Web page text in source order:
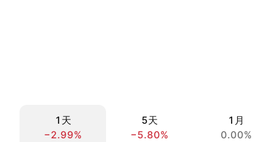
1天
−2.99%
5天
−5.80%
1月
0.00%